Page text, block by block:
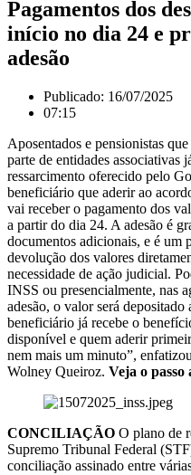
Pagamentos dos
início no dia 24 e
adesão
Publicado: 16/07/2025
07:15
Aposentados e pensionistas
parte de entidades associativas
ressarcimento oferecido pelo
beneficiário que aderir ao
vai receber o pagamento dos
a partir do dia 24. A adesão é
documentos adicionais, e é um
devolução dos valores
necessidade de ação judicial.
INSS ou presencialmente, nas
adesão, o valor será
beneficiário já recebe o
disponível e quem aderir
nem mais um minuto”,
Wolney Queiroz. Veja o passo
CONCILIAÇÃO O plano de
Supremo Tribunal Federal
conciliação assinado entre